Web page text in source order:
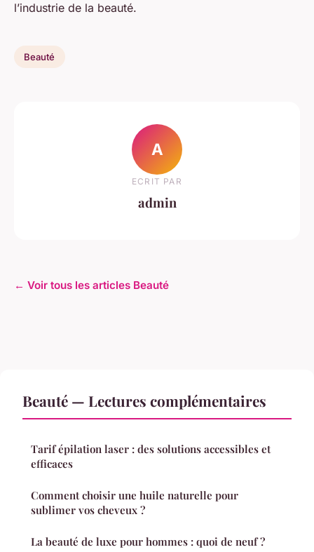
l’industrie de la beauté.
Beauté
A
ECRIT PAR
admin
← Voir tous les articles Beauté
Beauté — Lectures complémentaires
Tarif épilation laser : des solutions accessibles et
efficaces
Comment choisir une huile naturelle pour
sublimer vos cheveux ?
La beauté de luxe pour hommes : quoi de neuf ?